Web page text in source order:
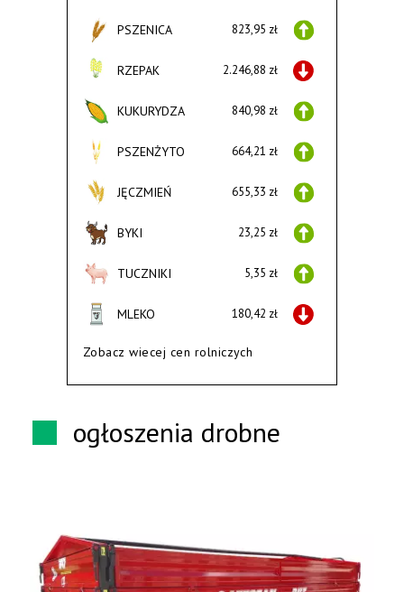
PSZENICA 823,95 zł
RZEPAK 2.246,88 zł
KUKURYDZA 840,98 zł
PSZENŻYTO 664,21 zł
JĘCZMIEŃ 655,33 zł
BYKI 23,25 zł
TUCZNIKI 5,35 zł
MLEKO 180,42 zł
Zobacz wiecej cen rolniczych
ogłoszenia drobne